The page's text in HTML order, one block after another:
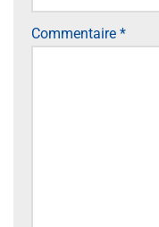
Commentaire *